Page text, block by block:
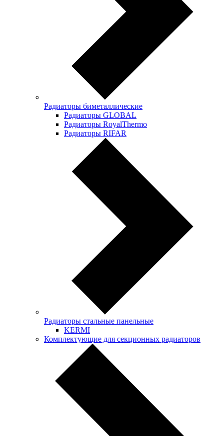
Радиаторы биметаллические
Радиаторы GLOBAL
Радиаторы RoyalThermo
Радиаторы RIFAR
Радиаторы стальные панельные
KERMI
Комплектующие для секционных радиаторов